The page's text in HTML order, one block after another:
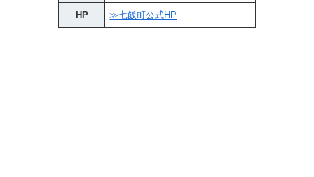
HP ≫七飯町公式HP